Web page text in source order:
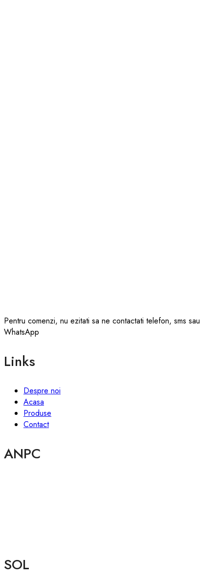
Pentru comenzi, nu ezitati sa ne contactati telefon, sms sau
WhatsApp
Links
Despre noi
Acasa
Produse
Contact
ANPC
SOL